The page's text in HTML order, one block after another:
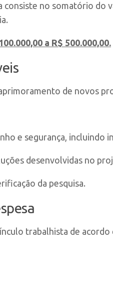
no somatório do
a R$ 500.000,00.
de novos
e segurança, incluindo
desenvolvidas no
da pesquisa.
trabalhista de acordo